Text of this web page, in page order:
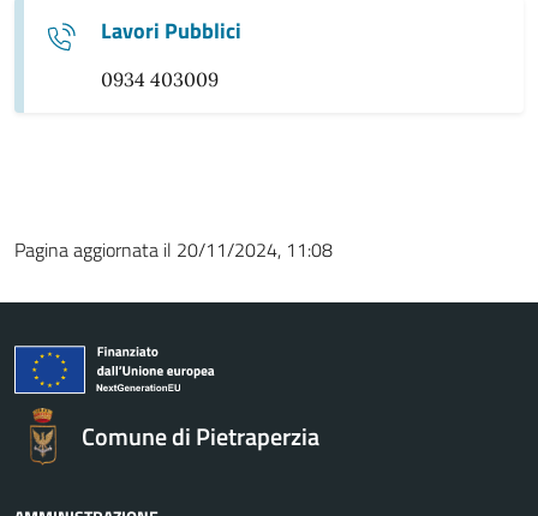
Lavori Pubblici
0934 403009
Pagina aggiornata il 20/11/2024, 11:08
Comune di Pietraperzia